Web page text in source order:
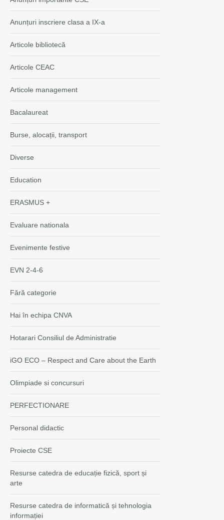
Anunțuri inscriere clasa a IX-a
Articole bibliotecă
Articole CEAC
Articole management
Bacalaureat
Burse, alocații, transport
Diverse
Education
ERASMUS +
Evaluare nationala
Evenimente festive
EVN 2-4-6
Fără categorie
Hai în echipa CNVA
Hotarari Consiliul de Administratie
iGO ECO – Respect and Care about the Earth
Olimpiade si concursuri
PERFECTIONARE
Personal didactic
Proiecte CSE
Resurse catedra de educație fizică, sport și
arte
Resurse catedra de informatică și tehnologia
informației